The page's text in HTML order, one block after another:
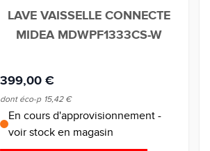
LAVE VAISSELLE CONNECTE
MIDEA MDWPF1333CS-W
399,00 €
dont éco-p 15,42 €
En cours d'approvisionnement -
voir stock en magasin